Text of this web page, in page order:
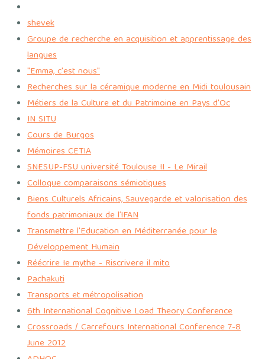
shevek
Groupe de recherche en acquisition et apprentissage des
langues
"Emma, c'est nous"
Recherches sur la céramique moderne en Midi toulousain
Métiers de la Culture et du Patrimoine en Pays d'Oc
IN SITU
Cours de Burgos
Mémoires CETIA
SNESUP-FSU université Toulouse II - Le Mirail
Colloque comparaisons sémiotiques
Biens Culturels Africains, Sauvegarde et valorisation des
fonds patrimoniaux de l’IFAN
Transmettre l'Education en Méditerranée pour le
Développement Humain
Réécrire Ie mythe - Riscrivere il mito
Pachakuti
Transports et métropolisation
6th International Cognitive Load Theory Conference
Crossroads / Carrefours International Conference 7-8
June 2012